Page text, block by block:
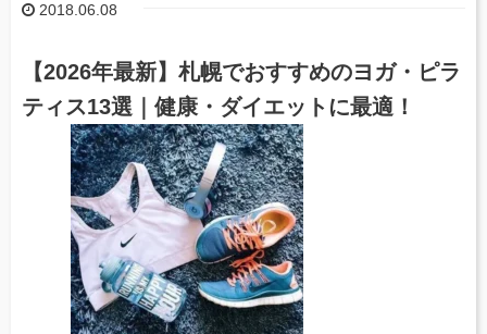
2018.06.08
【2026年最新】札幌でおすすめのヨガ・ピラ
ティス13選｜健康・ダイエットに最適！